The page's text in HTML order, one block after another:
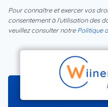
Pour connaître et exercer vos
consentement à l’utilisation des
veuillez consulter notrePolitique